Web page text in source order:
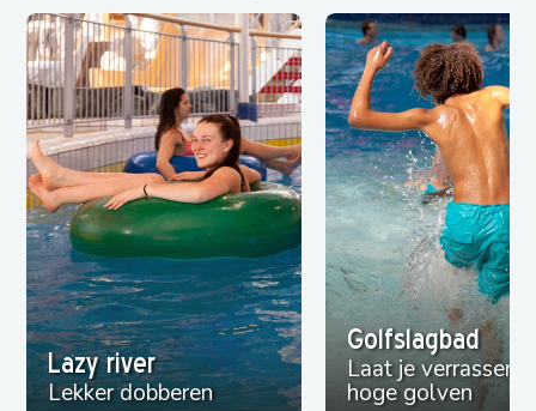
Lazy river
Lekker dobberen
Golfslagbad
Laat je verrassen
hoge golven